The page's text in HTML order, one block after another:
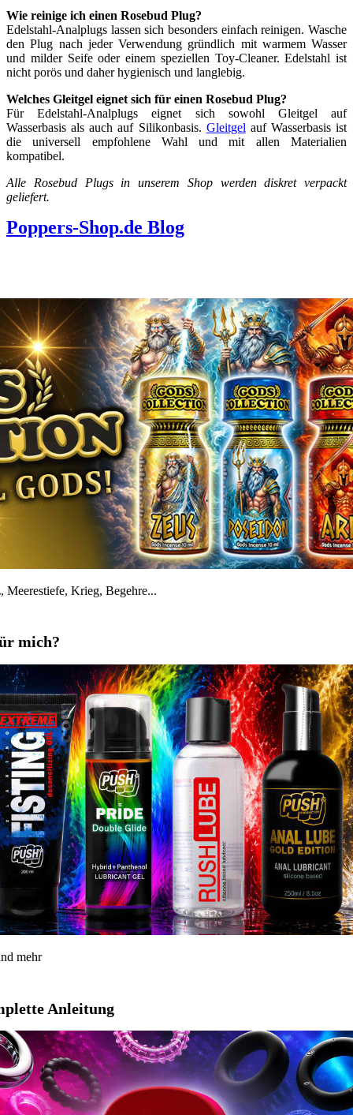
Wie reinige ich einen Rosebud Plug?
Edelstahl-Analplugs lassen sich besonders einfach reinigen. Wasche
den Plug nach jeder Verwendung gründlich mit warmem Wasser
und milder Seife oder einem speziellen Toy-Cleaner. Edelstahl ist
nicht porös und daher hygienisch und langlebig.
Welches Gleitgel eignet sich für einen Rosebud Plug?
Für Edelstahl-Analplugs eignet sich sowohl Gleitgel auf
Wasserbasis als auch auf Silikonbasis. Gleitgel auf Wasserbasis ist
die universell empfohlene Wahl und mit allen Materialien
kompatibel.
Alle Rosebud Plugs in unserem Shop werden diskret verpackt
geliefert.
Poppers-Shop.de Blog
Meerestiefe, Krieg, Begehre...
mich?
mehr
Anleitung